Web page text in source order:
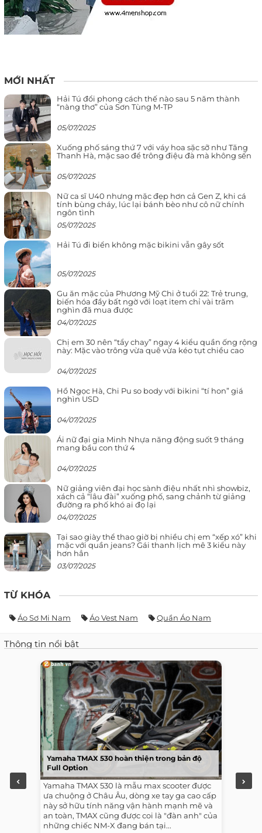
MỚI NHẤT
Hải Tú đổi phong cách thế nào sau 5 năm thành
“nàng thơ” của Sơn Tùng M-TP
05/07/2025
Xuống phố sáng thứ 7 với váy hoa sặc sỡ như Tăng
Thanh Hà, mặc sao để trông điệu đà mà không sến
05/07/2025
Nữ ca sĩ U40 nhưng mặc đẹp hơn cả Gen Z, khi cá
tính bùng cháy, lúc lại bánh bèo như cô nữ chính
ngôn tình
05/07/2025
Hải Tú đi biển không mặc bikini vẫn gây sốt
05/07/2025
Gu ăn mặc của Phương Mỹ Chi ở tuổi 22: Trẻ trung,
biến hóa đầy bất ngờ với loạt item chỉ vài trăm
nghìn đã mua được
04/07/2025
Chị em 30 nên “tẩy chay” ngay 4 kiểu quần ống rộng
này: Mặc vào trông vừa quê vừa kéo tụt chiều cao
04/07/2025
Hồ Ngọc Hà, Chi Pu so body với bikini “tí hon” giá
nghìn USD
04/07/2025
Ái nữ đại gia Minh Nhựa năng động suốt 9 tháng
mang bầu con thứ 4
04/07/2025
Nữ giảng viên đại học sành điệu nhất nhì showbiz,
xách cả “lâu đài” xuống phố, sang chảnh từ giảng
đường ra phố khó ai đọ lại
04/07/2025
Tại sao giày thể thao giờ bị nhiều chị em “xếp xó” khi
mặc với quần jeans? Gái thanh lịch mê 3 kiểu này
hơn hẳn
03/07/2025
TỪ KHÓA
Áo Sơ Mi Nam Áo Vest Nam Quần Áo Nam
Thông tin nổi bật
Yamaha TMAX 530 hoàn thiện trong bản độ
Full Option
Yamaha TMAX 530 là mẫu max scooter được
ưa chuộng ở Châu Âu, dòng xe tay ga cao cấp
này sở hữu tính năng vận hành mạnh mẽ và
an toàn, TMAX cũng được coi là "đàn anh" của
những chiếc NM-X đang bán tại...